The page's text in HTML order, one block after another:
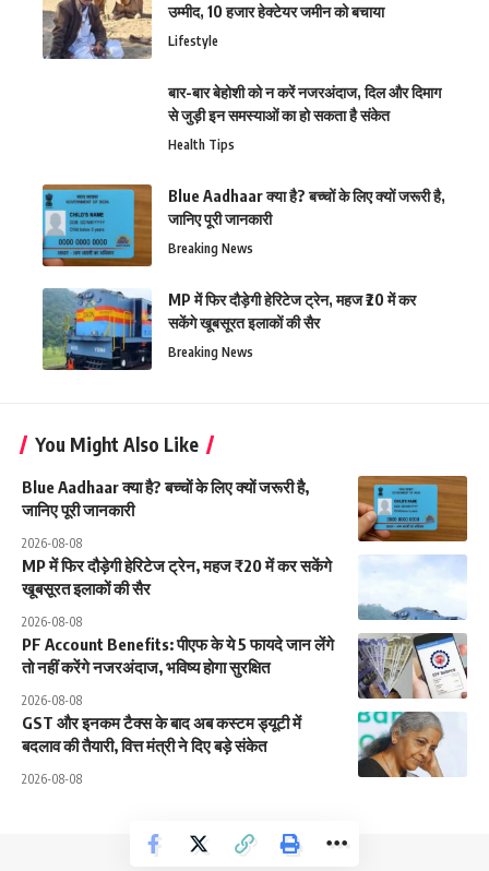
उम्मीद, 10 हजार हेक्टेयर जमीन को बचाया
Lifestyle
बार-बार बेहोशी को न करें नजरअंदाज, दिल और दिमाग
से जुड़ी इन समस्याओं का हो सकता है संकेत
Health Tips
Blue Aadhaar क्या है? बच्चों के लिए क्यों जरूरी है,
जानिए पूरी जानकारी
Breaking News
MP में फिर दौड़ेगी हेरिटेज ट्रेन, महज ₹20 में कर
सकेंगे खूबसूरत इलाकों की सैर
Breaking News
You Might Also Like
Blue Aadhaar क्या है? बच्चों के लिए क्यों जरूरी है,
जानिए पूरी जानकारी
2026-08-08
MP में फिर दौड़ेगी हेरिटेज ट्रेन, महज ₹20 में कर सकेंगे
खूबसूरत इलाकों की सैर
2026-08-08
PF Account Benefits: पीएफ के ये 5 फायदे जान लेंगे
तो नहीं करेंगे नजरअंदाज, भविष्य होगा सुरक्षित
2026-08-08
GST और इनकम टैक्स के बाद अब कस्टम ड्यूटी में
बदलाव की तैयारी, वित्त मंत्री ने दिए बड़े संकेत
2026-08-08